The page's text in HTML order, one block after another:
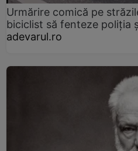
Urmărire comică pe
biciclist să fenteze poliția
adevarul.ro